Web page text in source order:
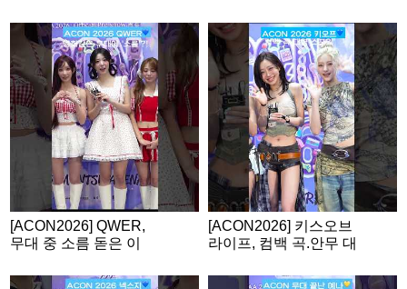
[ACON2026] QWER,
무대 중 소름 돋은 이
[ACON2026] 키스오브
라이프, 컴백 곡.안무 대